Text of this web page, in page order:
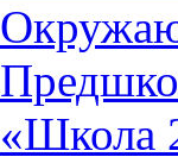
«Школа